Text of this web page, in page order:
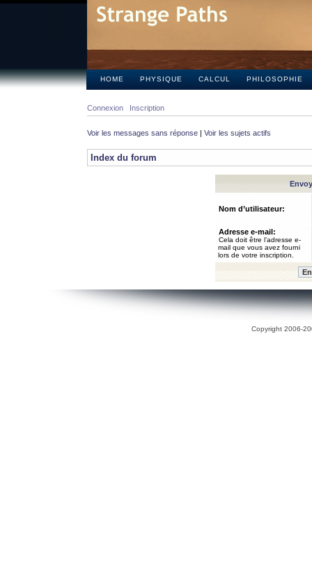
HOME PHYSIQUE CALCUL PHILOSOPHIE
Connexion Inscription
Voir les messages sans réponse | Voir les sujets actifs
Index du forum
Nom d’utilisateur:
Adresse e-mail:
Cela doit être l’adresse e-
mail que vous avez fourni
lors de votre inscription.
Copyright 2006-